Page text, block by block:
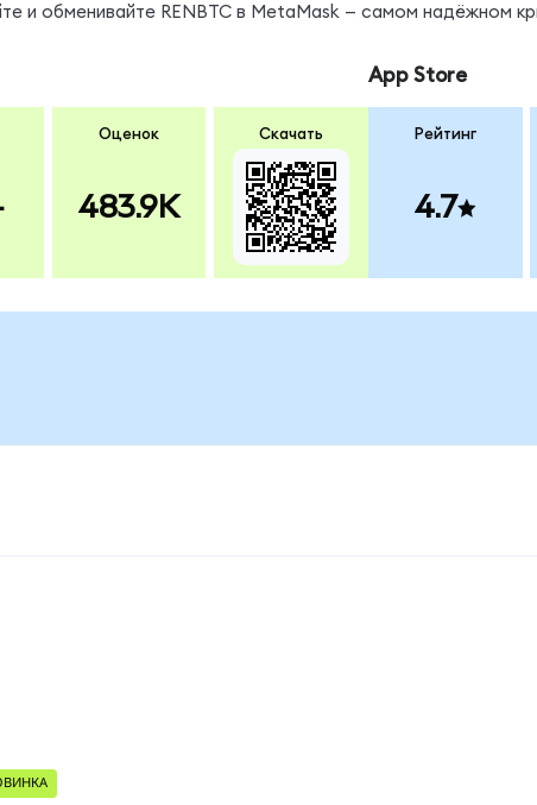
и обменивайте RENBTC в MetaMask — самом надёжном
Оценок
483.9K
Скачать
App Store
Рейтинг
4.7